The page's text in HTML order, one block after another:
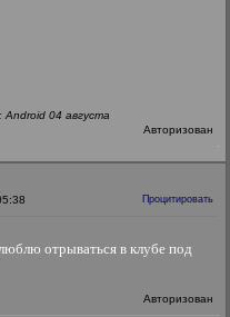
04 августа
Авторизован
Процитировать
отрываться в клубе под
Авторизован